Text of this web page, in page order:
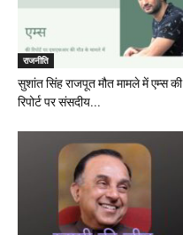
राजनीति
सुशांत सिंह राजपूत मौत मामले में एम्स की
रिपोर्ट पर संसदीय...